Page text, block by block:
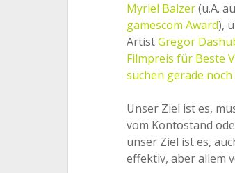
Myriel Balzer(u.A.
gamescom Award),
ArtistGregor
Filmpreis für Beste
suchen gerade
Unser Ziel ist es,
vom Kontostand
unser Ziel ist es,
effektiv, aber allem